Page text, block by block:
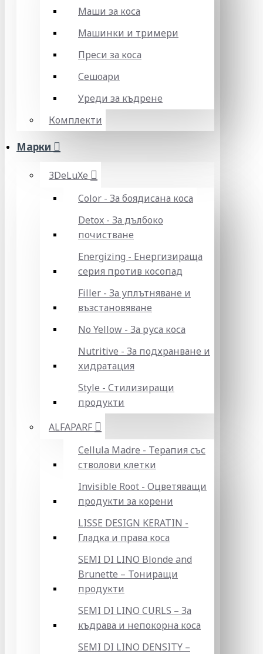
Маши за коса
Машинки и тримери
Преси за коса
Сешоари
Уреди за къдрене
Комплекти
Марки
3DeLuXe
Color - За боядисана коса
Detox - За дълбоко
почистване
Energizing - Енергизираща
серия против косопад
Filler - За уплътняване и
възстановяване
No Yellow - За руса коса
Nutritive - За подхранване и
хидратация
Style - Стилизиращи
продукти
ALFAPARF
Cellula Madre - Терапия със
стволови клетки
Invisible Root - Оцветяващи
продукти за корени
LISSE DESIGN KERATIN -
Гладка и права коса
SEMI DI LINO Blonde and
Brunette – Тониращи
продукти
SEMI DI LINO CURLS – За
къдрава и непокорна коса
SEMI DI LINO DENSITY –